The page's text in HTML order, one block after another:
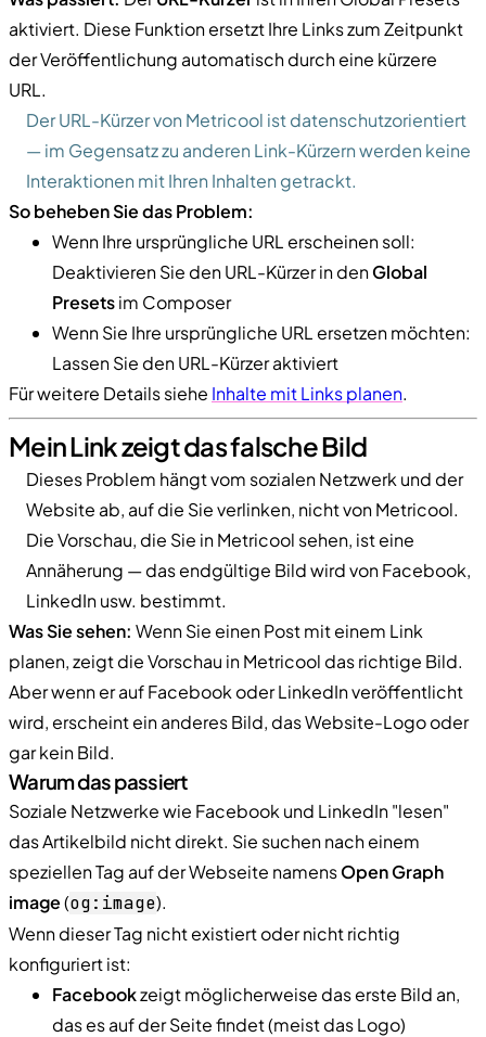
aktiviert. Diese Funktion ersetzt Ihre Links zum Zeitpunkt
der Veröffentlichung automatisch durch eine kürzere
URL.
Der URL-Kürzer von Metricool ist datenschutzorientiert
— im Gegensatz zu anderen Link-Kürzern werden keine
Interaktionen mit Ihren Inhalten getrackt.
So beheben Sie das Problem:
Wenn Ihre ursprüngliche URL erscheinen soll:
Deaktivieren Sie den URL-Kürzer in denGlobal
Presetsim Composer
Wenn Sie Ihre ursprüngliche URL ersetzen möchten:
Lassen Sie den URL-Kürzer aktiviert
Für weitere Details siehe Inhalte mit Links planen.
Mein Link zeigt das falsche Bild
Dieses Problem hängt vom sozialen Netzwerk und der
Website ab, auf die Sie verlinken, nicht von Metricool.
Die Vorschau, die Sie in Metricool sehen, ist eine
Annäherung — das endgültige Bild wird von Facebook,
LinkedIn usw. bestimmt.
Was Sie sehen: Wenn Sie einen Post mit einem Link
planen, zeigt die Vorschau in Metricool das richtige Bild.
Aber wenn er auf Facebook oder LinkedIn veröffentlicht
wird, erscheint ein anderes Bild, das Website-Logo oder
gar kein Bild.
Warum das passiert
Soziale Netzwerke wie Facebook und LinkedIn "lesen"
das Artikelbild nicht direkt. Sie suchen nach einem
speziellen Tag auf der Webseite namensOpen Graph
image(og:image).
Wenn dieser Tag nicht existiert oder nicht richtig
konfiguriert ist:
Facebookzeigt möglicherweise das erste Bild an,
das es auf der Seite findet (meist das Logo)